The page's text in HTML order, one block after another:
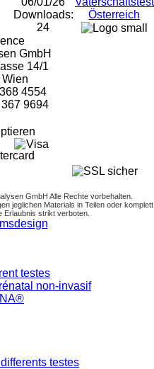
Downloads:
24
Österreich
GmbH
14/1
4554
9694
GmbH Alle Rechte vorbehalten.
jeglichen Materials in Teilen oder komplett
Erlaubnis strikt verboten.
msdesign
testes
non-invasif
testes